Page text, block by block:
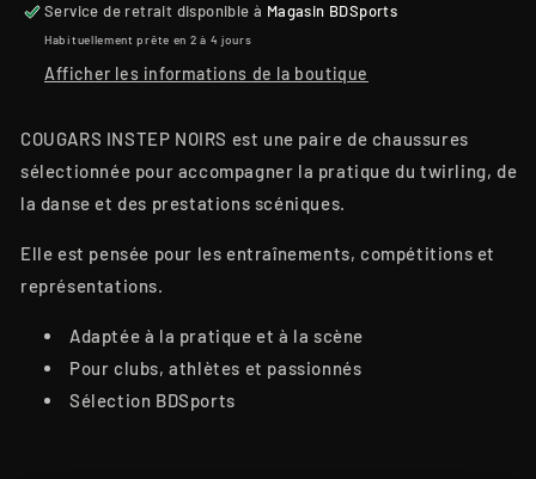
Service de retrait disponible à Magasin BDSports
Habituellement prête en 2 à 4 jours
Afficher les informations de la boutique
COUGARS INSTEP NOIRS est une paire de chaussures
sélectionnée pour accompagner la pratique du twirling, de
la danse et des prestations scéniques.
Elle est pensée pour les entraînements, compétitions et
représentations.
Adaptée à la pratique et à la scène
Pour clubs, athlètes et passionnés
Sélection BDSports